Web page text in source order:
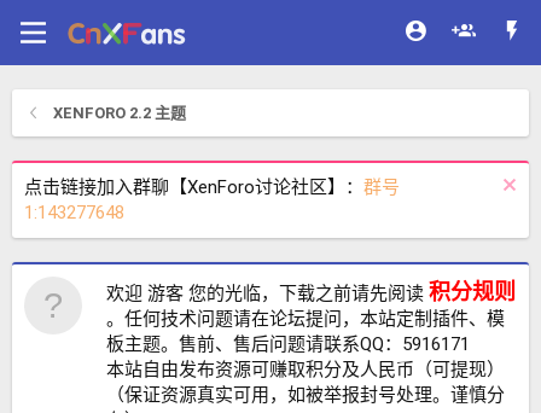
XENFORO 2.2 主题
点击链接加入群聊【XenForo讨论社区】： 群号
1:143277648
欢迎 游客 您的光临，下载之前请先阅读 积分规则
。任何技术问题请在论坛提问，本站定制插件、模
板主题。售前、售后问题请联系QQ：5916171
本站自由发布资源可赚取积分及人民币（可提现）
（保证资源真实可用，如被举报封号处理。谨慎分